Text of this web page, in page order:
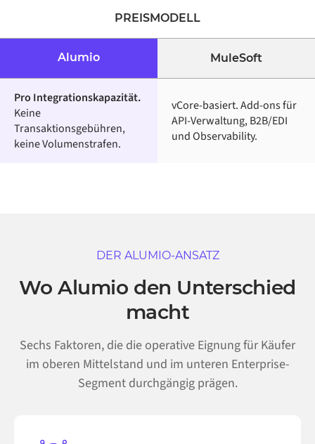
PREISMODELL
Alumio MuleSoft
Pro Integrationskapazität.
Keine
Transaktionsgebühren,
keine Volumenstrafen.
vCore-basiert. Add-ons für
API-Verwaltung, B2B/EDI
und Observability.
DER ALUMIO-ANSATZ
Wo Alumio den Unterschied
macht
Sechs Faktoren, die die operative Eignung für Käufer
im oberen Mittelstand und im unteren Enterprise-
Segment durchgängig prägen.